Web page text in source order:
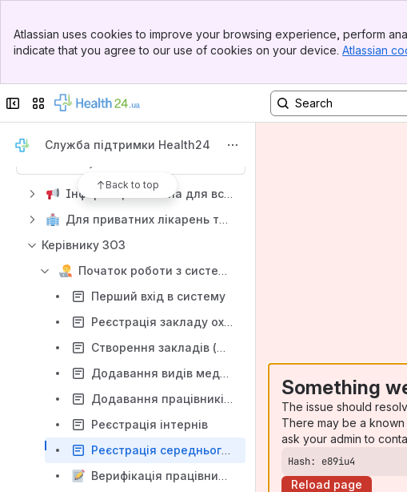
Top Bar
Sidebar
Atlassian uses cookies to improve your browsing experience, perform
indicate that you agree to our use of cookies on your device. Atlassian
Collapse sidebar
Switch sites or apps
Служба підтримки Health24
Back to top
Results will update as you type.
Інформація спільна для всіх лікарів
Для приватних лікарень та стоматологій
Керівнику ЗОЗ
Початок роботи з системою
Перший вхід в систему
Реєстрація закладу охорони здоров'я
Створення закладів (місць надання послуг)
Додавання видів медичних послуг
Додавання працівників, присвоєння ролі та звільнення
Реєстрація інтернів
Реєстрація середнього медичного персоналу
Верифікація працівників
Something
The issue should
There may be a
ask your admin to
Hash: e89iu4
Reload page